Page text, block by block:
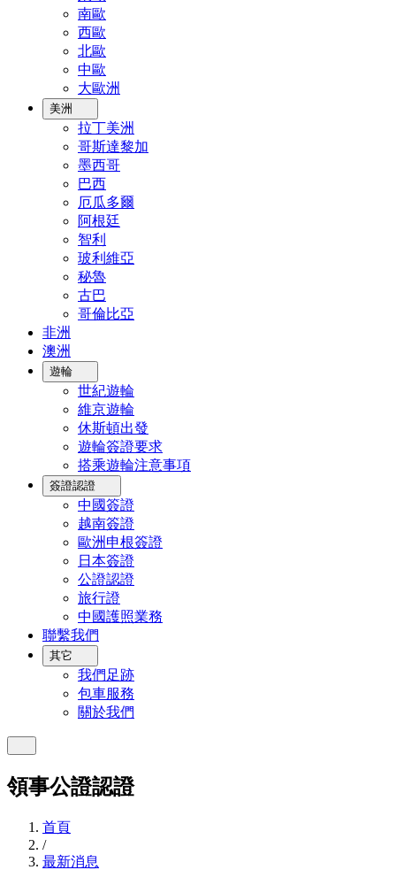
南歐
西歐
北歐
中歐
大歐洲
美洲
拉丁美洲
哥斯達黎加
墨西哥
巴西
厄瓜多爾
阿根廷
智利
玻利維亞
秘魯
古巴
哥倫比亞
非洲
澳洲
遊輪
世紀遊輪
維京遊輪
休斯頓出發
遊輪簽證要求
搭乘遊輪注意事項
簽證認證
中國簽證
越南簽證
歐洲申根簽證
日本簽證
公證認證
旅行證
中國護照業務
聯繫我們
其它
我們足跡
包車服務
關於我們
領事公證認證
首頁
/
最新消息